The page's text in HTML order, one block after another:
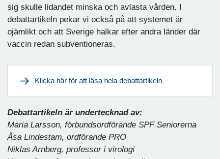
sig skulle lidandet minska och avlasta vården. I
debattartikeln pekar vi också på att systemet är
ojämlikt och att Sverige halkar efter andra länder där
vaccin redan subventioneras.
Klicka här för att läsa hela debattartikeln
Debattartikeln är undertecknad av:
Maria Larsson, förbundsordförande SPF Seniorerna
Åsa Lindestam, ordförande PRO
Niklas Arnberg, professor i virologi